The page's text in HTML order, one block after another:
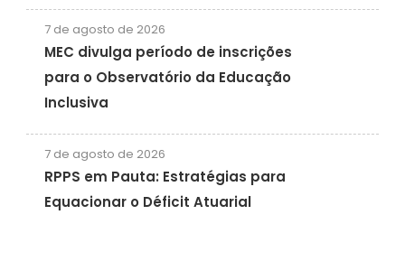
7 de agosto de 2026
MEC divulga período de inscrições
para o Observatório da Educação
Inclusiva
7 de agosto de 2026
RPPS em Pauta: Estratégias para
Equacionar o Déficit Atuarial